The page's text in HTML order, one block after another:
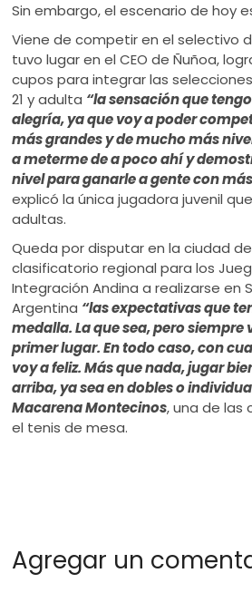
Sin embargo, el escenario de hoy
Viene de competir en el selectivo
tuvo lugar en el CEO de Ñuñoa,
cupos para integrar las
21 y adulta “la sensación que
alegría, ya que voy a poder
más grandes y de mucho más
a meterme de a poco ahí y
nivel para ganarle a gente con
explicó la única jugadora juvenil
adultas.
Queda por disputar en la ciudad
clasificatorio regional para los
Integración Andina a realizarse en
Argentina “las expectativas que
medalla. La que sea, pero siempre
primer lugar. En todo caso, con
voy a feliz. Más que nada, jugar
arriba, ya sea en dobles o
Macarena Montecinos, una de las
el tenis de mesa.
Agregar un